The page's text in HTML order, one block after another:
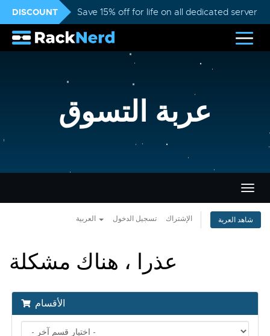
DISCOUNT Save 15% off for life on all dedicated servers
عربة التسوق
تبديل
التنقل
تسجيل الدخول الإشتراك شاهد العربة
عذرا ، هناك مشكلة
الأقسام